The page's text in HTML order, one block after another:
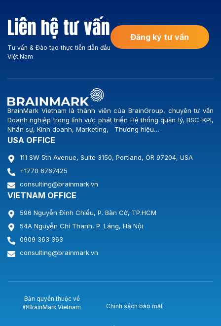
Liên hệ tư vấn
Tư vấn & Đào tạo thực tiễn dẫn đầu
Việt Nam
Đăng ký tư vấn
BrainMark Vietnam là thành viên của BrainGroup, chuyên tư vấn
Doanh nghiệp trong lĩnh vực phát triển Hệ thống quản lý, BSC-KPI,
Nhân sự, Kinh doanh, Marketing, Thương hiệu…
USA OFFICE
111 SW 5th Avenue, Suite 3150, Portland, OR 97204, USA
+1770 6767425
consulting@brainmark.vn
VIETNAM OFFICE
596 Nguyễn Đình Chiểu, P. Bàn Cờ, TP.HCM
54A Nguyễn Chí Thanh, P. Láng, Hà Nội
0909 363 363
consulting@brainmark.vn
Bản quyền thuộc về
©BrainMark Vietnam
Chính sách bảo mật